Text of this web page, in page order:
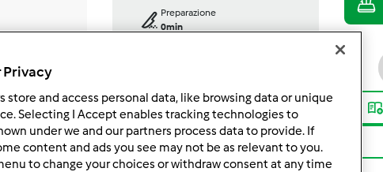
Preparazione
0min
Total
0min
Privacy
store and access personal data, like browsing data or unique
Selecting I Accept enables tracking technologies to
under we and our partners process data to provide. If
content and ads you see may not be as relevant to you.
to change your choices or withdraw consent at any time